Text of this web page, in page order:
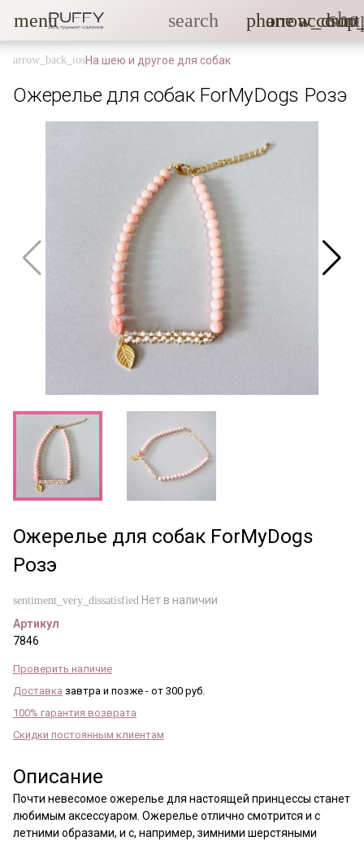
menu search phone
На шею и другое для собак
Ожерелье для собак ForMyDogs Розэ
Ожерелье для собак ForMyDogs
Розэ
sentiment_very_dissatisfied Нет в наличии
Артикул
7846
Проверить наличие
Доставка завтра и позже - от 300 руб.
100% гарантия возврата
Скидки постоянным клиентам
Описание
Почти невесомое ожерелье для настоящей принцессы станет
любимым аксессуаром. Ожерелье отлично смотрится и с
летними образами, и с, например, зимними шерстяными